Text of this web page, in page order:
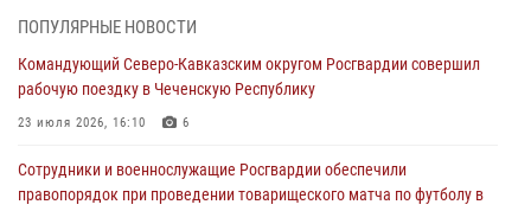
Росгвардии по служебно-боевой стрельбе
07 августа 2026, 07:45
Кубани
07 августа 2026, 06:49 1
ПОПУЛЯРНЫЕ НОВОСТИ
Командующий Северо-Кавказским округом Росгвардии совершил
рабочую поездку в Чеченскую Республику
23 июля 2026, 16:10 6
Сотрудники и военнослужащие Росгвардии обеспечили
правопорядок при проведении товарищеского матча по футболу в